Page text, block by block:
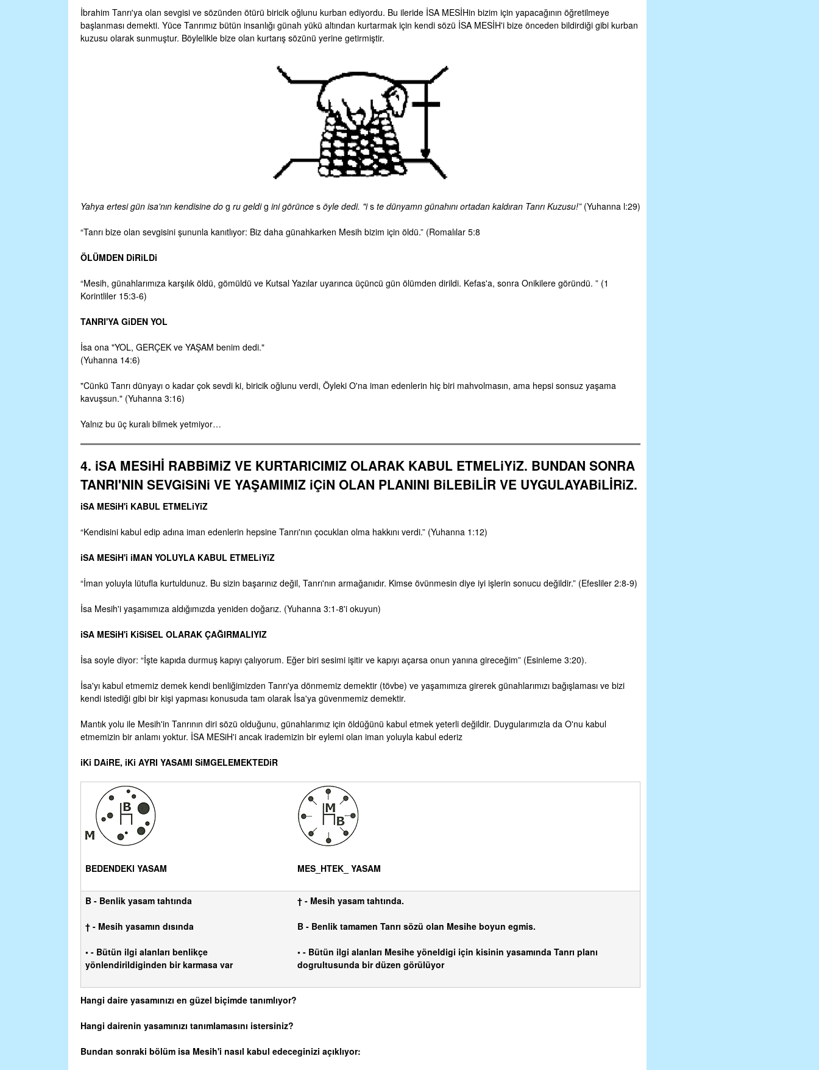
İbrahim Tanrı'ya olan sevgisi ve sözünden ötürü biricik oğlunu kurban ediyordu. Bu ileride İSA MESİHin bizim için yapacağının öğretilmeye
başlanması demekti. Yüce Tanrımız bütün insanlığı günah yükü altından kurtarmak için kendi sözü İSA MESİH'i bize önceden bildirdiği gibi kurban
kuzusu olarak sunmuştur. Böylelikle bize olan kurtarış sözünü yerine getirmiştir.
Yahya ertesi gün isa'nın kendisine do g ru geldig ini görünce s öyle dedi. "is te dünyamn günahını ortadan kaldıran Tanrı Kuzusu!” (Yuhanna l:29)
“Tanrı bize olan sevgisini şununla kanıtlıyor: Biz daha günahkarken Mesih bizim için öldü.” (Romalılar 5:8
ÖLÜMDEN DiRiLDi
“Mesih, günahlarımıza karşılık öldü, gömüldü ve Kutsal Yazılar uyarınca üçüncü gün ölümden dirildi. Kefas'a, sonra Onikilere göründü. ” (1
Korintliler 15:3‑6)
TANRI'YA GiDEN YOL
İsa ona "YOL, GERÇEK ve YAŞAM benim dedi."
(Yuhanna 14:6)
"Cünkü Tanrı dünyayı o kadar çok sevdi ki, biricik oğlunu verdi, Öyleki O'na iman edenlerin hiç biri mahvolmasın, ama hepsi sonsuz yaşama
kavuşsun." (Yuhanna 3:16)
Yalnız bu üç kuralı bilmek yetmiyor…
4. iSA MESiHİ RABBiMiZ VE KURTARICIMIZ OLARAK KABUL ETMELiYiZ. BUNDAN SONRA
TANRI'NIN SEVGiSiNi VE YAŞAMIMIZ iÇiN OLAN PLANINI BiLEBiLİR VE UYGULAYABiLİRiZ.
iSA MESiH'i KABUL ETMELiYiZ
“Kendisini kabul edip adına iman edenlerin hepsine Tanrı'nın çocuklan olma hakkını verdi.” (Yuhanna 1:12)
iSA MESiH'i iMAN YOLUYLA KABUL ETMELiYiZ
“İman yoluyla lütufla kurtuldunuz. Bu sizin başarınız değil, Tanrı'nın armağanıdır. Kimse övünmesin diye iyi işlerin sonucu değildir.” (Efesliler 2:8-9)
İsa Mesih'i yaşamımıza aldığımızda yeniden doğarız. (Yuhanna 3:1‑8'i okuyun)
iSA MESiH'i KiSiSEL OLARAK ÇAĞIRMALIYIZ
İsa soyle diyor: “İşte kapıda durmuş kapıyı çalıyorum. Eğer biri sesimi işitir ve kapıyı açarsa onun yanına gireceğim” (Esinleme 3:20).
İsa'yı kabul etmemiz demek kendi benliğimizden Tanrı'ya dönmemiz demektir (tövbe) ve yaşamımıza girerek günahlarımızı bağışlaması ve bizi
kendi istediği gibi bir kişi yapması konusuda tam olarak İsa'ya güvenmemiz demektir.
Mantık yolu ile Mesih'in Tanrının diri sözü olduğunu, günahlarımız için öldüğünü kabul etmek yeterli değildir. Duygularımızla da O'nu kabul
etmemizin bir anlamı yoktur. İSA MESiH'i ancak irademizin bir eylemi olan iman yoluyla kabul ederiz
iKi DAiRE, iKi AYRI YASAMI SiMGELEMEKTEDiR
BEDENDEKl YASAM MES_HTEK_ YASAM
B - Benlik yasam tahtında
† - Mesih yasamın dısında
• - Bütün ilgi alanları benlikçe
yönlendirildiginden bir karmasa var
† - Mesih yasam tahtında.
B - Benlik tamamen Tanrı sözü olan Mesihe boyun egmis.
• - Bütün ilgi alanları Mesihe yöneldigi için kisinin yasamında Tanrı planı
dogrultusunda bir düzen görülüyor
Hangi daire yasamınızı en güzel biçimde tanımlıyor?
Hangi dairenin yasamınızı tanımlamasını istersiniz?
Bundan sonraki bölüm isa Mesih'i nasıl kabul edeceginizi açıklıyor: